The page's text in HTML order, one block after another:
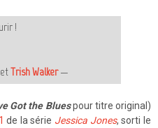
!
etTrish Walker—
Got the Bluespour titre original)
de la série Jessica Jones, sorti le